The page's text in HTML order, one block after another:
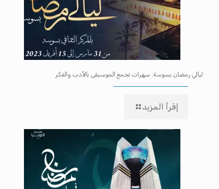
ليالي رمضان بسوسة: سهرات تجمع الموسيقى بالأدب والفكر
إقرأ المزيد